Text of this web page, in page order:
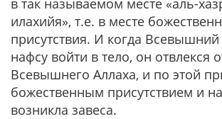
в так называемом месте «аль-
илахийя», т.е. в месте
присутствия. И когда Всевышний
нафсу войти в тело, он отвлекся
Всевышнего Аллаха, и по этой
божественным присутствием и
возникла завеса.